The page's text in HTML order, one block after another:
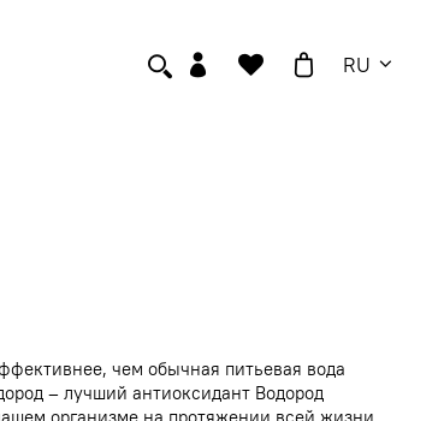
RU
чем обычная питьевая вода
– лучший антиоксидант Водород